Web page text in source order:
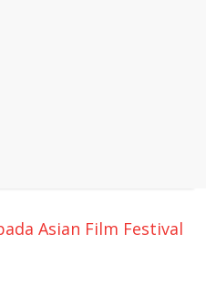
Asian Film Festival